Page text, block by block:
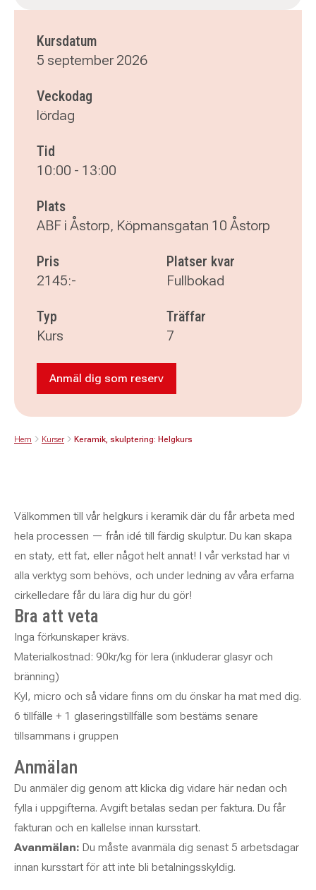
Kursdatum
5 september 2026
Veckodag
lördag
Tid
10:00 - 13:00
Plats
ABF i Åstorp, Köpmansgatan 10 Åstorp
Pris
2145:-
Platser kvar
Fullbokad
Typ
Kurs
Träffar
7
Anmäl dig som reserv till Keramik,
Anmäl dig som reserv
Hem Kurser Keramik, skulptering: Helgkurs
Välkommen till vår helgkurs i keramik där du får arbeta med
hela processen — från idé till färdig skulptur. Du kan skapa
en staty, ett fat, eller något helt annat! I vår verkstad har vi
alla verktyg som behövs, och under ledning av våra erfarna
cirkelledare får du lära dig hur du gör!
Bra att veta
Inga förkunskaper krävs.
Materialkostnad: 90kr/kg för lera (inkluderar glasyr och
bränning)
Kyl, micro och så vidare finns om du önskar ha mat med dig.
6 tillfälle + 1 glaseringstillfälle som bestäms senare
tillsammans i gruppen
Anmälan
Du anmäler dig genom att klicka dig vidare här nedan och
fylla i uppgifterna. Avgift betalas sedan per faktura. Du får
fakturan och en kallelse innan kursstart.
Avanmälan: Du måste avanmäla dig senast 5 arbetsdagar
innan kursstart för att inte bli betalningsskyldig.